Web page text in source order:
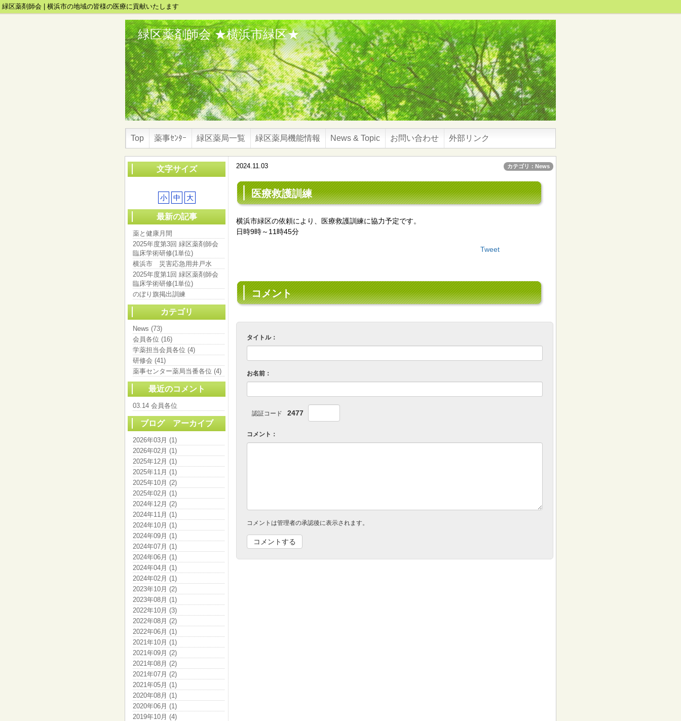
緑区薬剤師会 | 横浜市の地域の皆様の医療に貢献いたします
緑区薬剤師会 ★横浜市緑区★
Top 薬事ｾﾝﾀｰ 緑区薬局一覧 緑区薬局機能情報 News & Topic お問い合わせ 外部リンク
2024.11.03 カテゴリ：News
医療救護訓練
横浜市緑区の依頼により、医療救護訓練に協力予定です。
日時9時～11時45分
Tweet
コメント
タイトル：
お名前：
認証コード 2477
コメント：
コメントは管理者の承認後に表示されます。
文字サイズ
小 中 大
最新の記事
薬と健康月間
2025年度第3回 緑区薬剤師会
臨床学術研修(1単位)
横浜市 災害応急用井戸水
2025年度第1回 緑区薬剤師会
臨床学術研修(1単位)
のぼり旗掲出訓練
カテゴリ
News (73)
会員各位 (16)
学薬担当会員各位 (4)
研修会 (41)
薬事センター薬局当番各位 (4)
最近のコメント
03.14 会員各位
ブログ アーカイブ
2026年03月 (1)
2026年02月 (1)
2025年12月 (1)
2025年11月 (1)
2025年10月 (2)
2025年02月 (1)
2024年12月 (2)
2024年11月 (1)
2024年10月 (1)
2024年09月 (1)
2024年07月 (1)
2024年06月 (1)
2024年04月 (1)
2024年02月 (1)
2023年10月 (2)
2023年08月 (1)
2022年10月 (3)
2022年08月 (2)
2022年06月 (1)
2021年10月 (1)
2021年09月 (2)
2021年08月 (2)
2021年07月 (2)
2021年05月 (1)
2020年08月 (1)
2020年06月 (1)
2019年10月 (4)